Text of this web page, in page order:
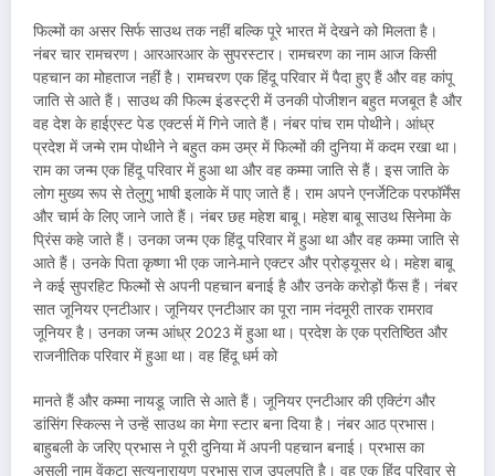
फिल्मों का असर सिर्फ साउथ तक नहीं बल्कि पूरे भारत में देखने को मिलता है।
नंबर चार रामचरण। आरआरआर के सुपरस्टार। रामचरण का नाम आज किसी
पहचान का मोहताज नहीं है। रामचरण एक हिंदू परिवार में पैदा हुए हैं और वह कांपू
जाति से आते हैं। साउथ की फिल्म इंडस्ट्री में उनकी पोजीशन बहुत मजबूत है और
वह देश के हाईएस्ट पेड एक्टर्स में गिने जाते हैं। नंबर पांच राम पोथीने। आंध्र
प्रदेश में जन्मे राम पोथीने ने बहुत कम उम्र में फिल्मों की दुनिया में कदम रखा था।
राम का जन्म एक हिंदू परिवार में हुआ था और वह कम्मा जाति से हैं। इस जाति के
लोग मुख्य रूप से तेलुगु भाषी इलाके में पाए जाते हैं। राम अपने एनर्जेटिक परफॉर्मेंस
और चार्म के लिए जाने जाते हैं। नंबर छह महेश बाबू। महेश बाबू साउथ सिनेमा के
प्रिंस कहे जाते हैं। उनका जन्म एक हिंदू परिवार में हुआ था और वह कम्मा जाति से
आते हैं। उनके पिता कृष्णा भी एक जाने-माने एक्टर और प्रोड्यूसर थे। महेश बाबू
ने कई सुपरहिट फिल्मों से अपनी पहचान बनाई है और उनके करोड़ों फैंस हैं। नंबर
सात जूनियर एनटीआर। जूनियर एनटीआर का पूरा नाम नंदमूरी तारक रामराव
जूनियर है। उनका जन्म आंध्र 2023 में हुआ था। प्रदेश के एक प्रतिष्ठित और
राजनीतिक परिवार में हुआ था। वह हिंदू धर्म को
मानते हैं और कम्मा नायडू जाति से आते हैं। जूनियर एनटीआर की एक्टिंग और
डांसिंग स्किल्स ने उन्हें साउथ का मेगा स्टार बना दिया है। नंबर आठ प्रभास।
बाहुबली के जरिए प्रभास ने पूरी दुनिया में अपनी पहचान बनाई। प्रभास का
असली नाम वेंकटा सत्यनारायण प्रभास राजू उपलपति है। वह एक हिंदू परिवार से